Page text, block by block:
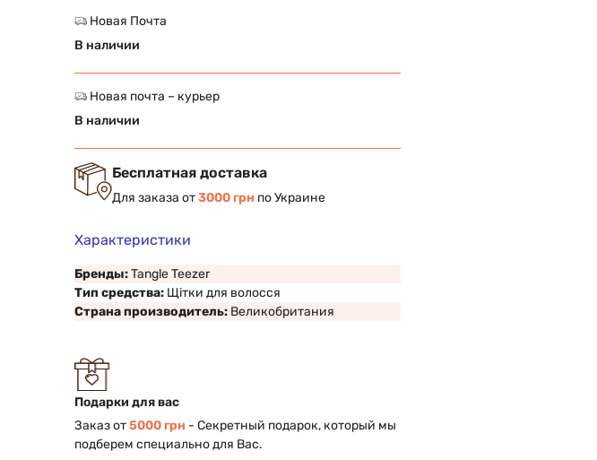
Новая Почта
В наличии
Новая почта – курьер
В наличии
Бесплатная доставка
Для заказа от3000 грн по Украине
Характеристики
Бренды:Tangle Teezer
Тип средства: Щітки для волосся
Страна производитель: Великобритания
Подарки для вас
Заказ от5000 грн - Секретный подарок, который мы
подберем специально для Вас.